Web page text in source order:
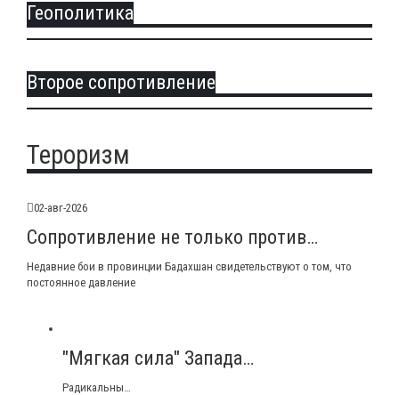
Геополитика
Второе сопротивление
Тероризм
02-авг-2026
Сопротивление не только против…
Недавние бои в провинции Бадахшан свидетельствуют о том, что
постоянное давление
"Мягкая сила" Запада…
Радикальны…